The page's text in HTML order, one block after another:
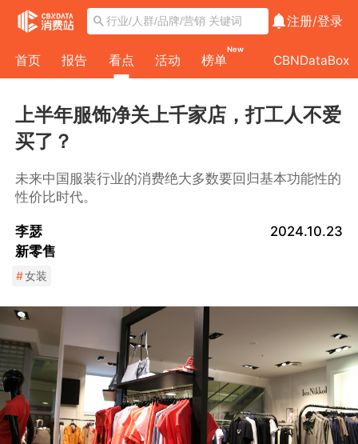
注册/登录
首页 报告 看点 活动 榜单
New
CBNDataBox
上半年服饰净关上千家店，打工人不爱
买了？
未来中国服装行业的消费绝大多数要回归基本功能性的
性价比时代。
李瑟
新零售
2024.10.23
#女装